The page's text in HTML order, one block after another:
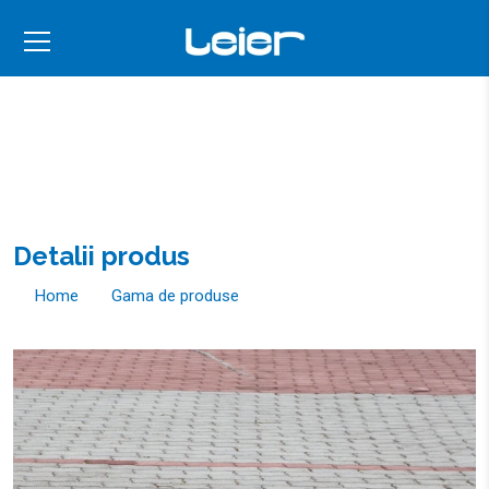
Detalii produs
Home Gama de produse
Elemente de amenajări exterioare Serpentino